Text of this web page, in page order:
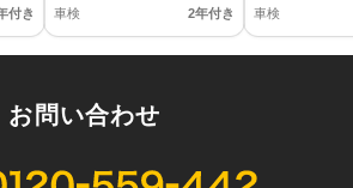
付き 車検 2年付き 車検
お問い合わせ